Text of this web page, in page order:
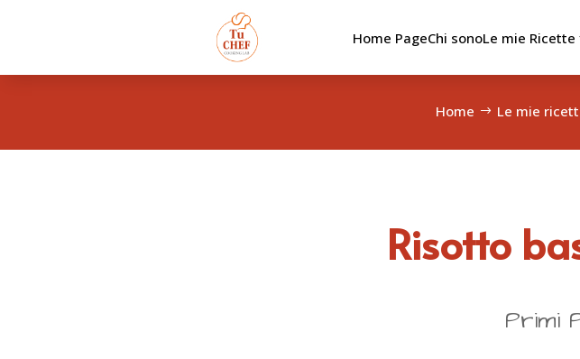
Home PageChi sonoLe mie Ricette
Home Le mie
Risotto
Primi